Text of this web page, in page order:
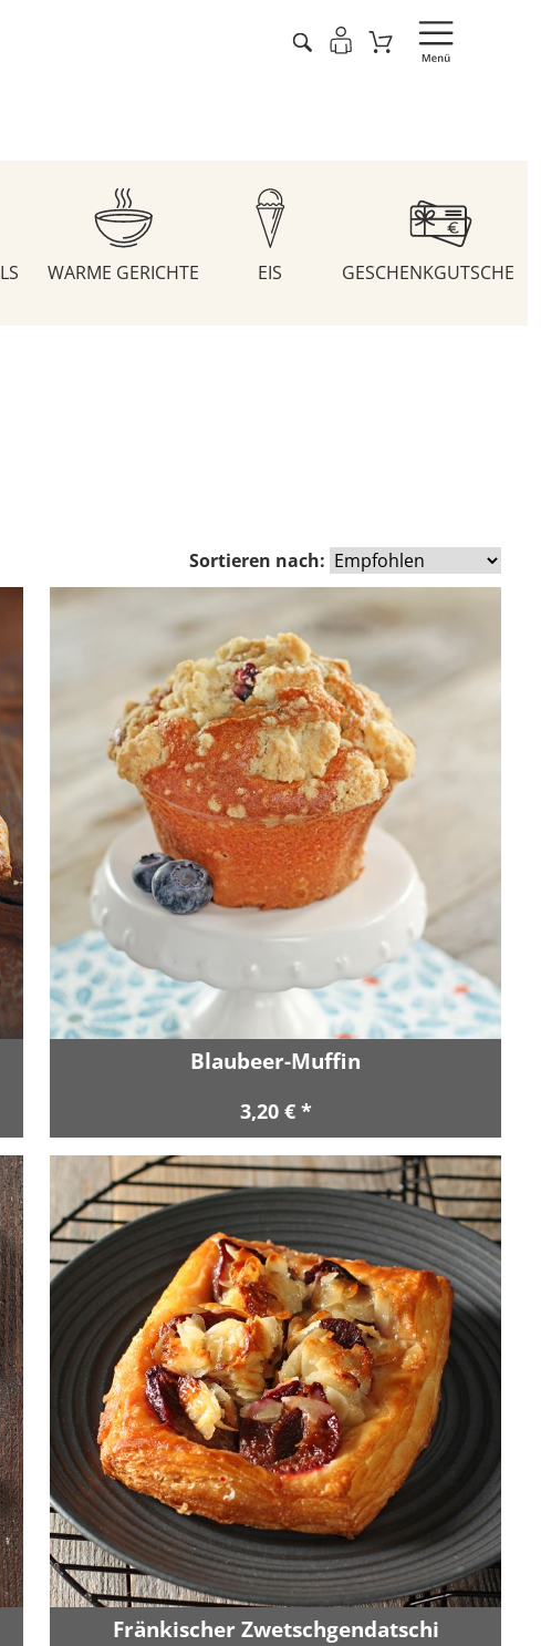
WARME GERICHTE EIS GESCHENKGUTSCHEINE
Sortieren nach:
Blaubeer-Muffin
3,20 € *
Fränkischer Zwetschgendatschi